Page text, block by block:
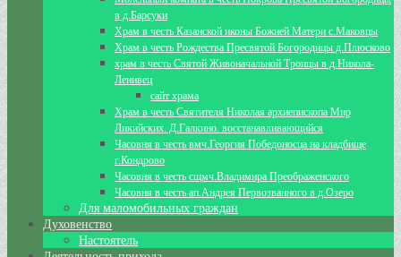
в д.Барсуки
Храм в честь Казанской иконы Божией Матери с.Маковцы
Храм в честь Рождества Пресвятой Богородицы д.Плюсково
храм в честь Святой Живоначальной Троицы в д.Никола-
Ленивец
сайт храма
Храм в честь Святителя Николая архиепископа Мир
Ликийских. Д.Галкино. восстанавливающийся
Часовня в честь вмч.Георгия Победоносца на кладбище
г.Кондрово
Часовня в честь сщмч.Владимира Преображенского
Часовня в честь ап.Андрея Первозванного в д.Озеро
Для маломобильных граждан
Духовенство
Настоятель